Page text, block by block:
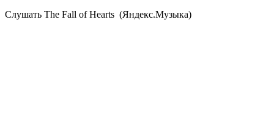
Cлушать The Fall of Hearts (Яндекс.Музыка)